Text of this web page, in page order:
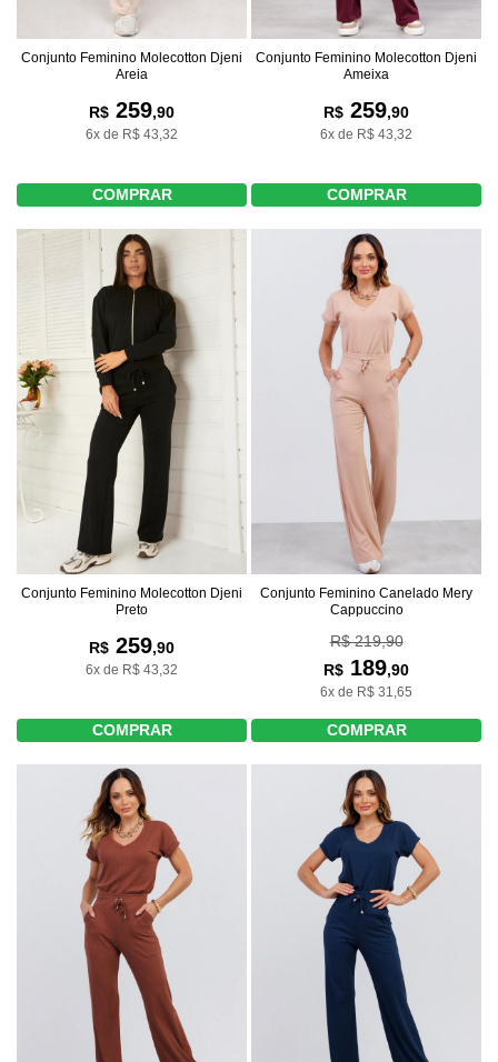
Conjunto Feminino Molecotton Djeni
Areia
R$ 259,90
6x de R$ 43,32
COMPRAR
Conjunto Feminino Molecotton Djeni
Ameixa
R$ 259,90
6x de R$ 43,32
COMPRAR
Conjunto Feminino Molecotton Djeni
Preto
R$ 259,90
6x de R$ 43,32
COMPRAR
Conjunto Feminino Canelado Mery
Cappuccino
R$ 219,90
R$ 189,90
6x de R$ 31,65
COMPRAR